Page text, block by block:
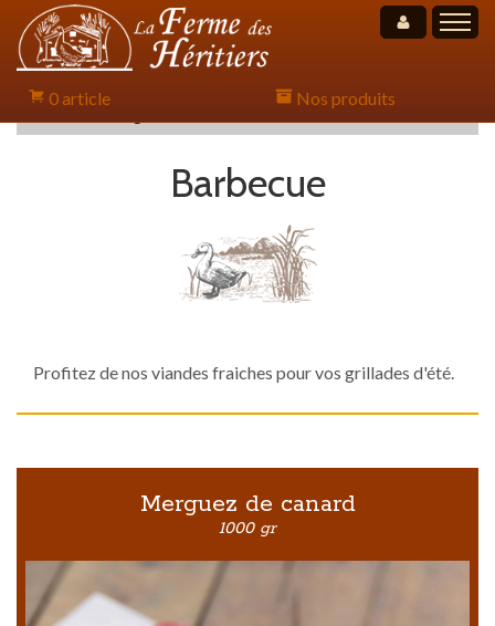
Mon
Accueil
Présentation
Nos promotions
Contact
0 article Nos produits
Accueil
Barbecue
Profitez de nos viandes fraiches pour vos grillades d'été.
Merguez de canard
1000 gr